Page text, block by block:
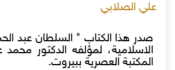
علي الصلابي
صدر هذا الكتاب " السلطان عبد
الاسلامية، لمؤلفه الدكتور
المكتبة العصرية ببيروت.